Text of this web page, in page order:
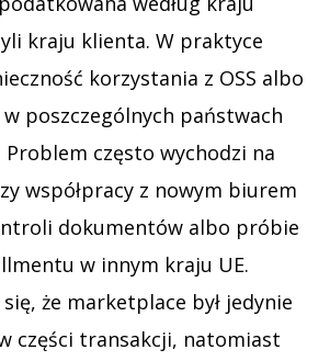
kraju klienta. W praktyce
korzystania z OSS albo
poszczególnych państwach
Problem często wychodzi na
współpracy z nowym biurem
dokumentów albo próbie
w innym kraju UE.
że marketplace był jedynie
części transakcji, natomiast